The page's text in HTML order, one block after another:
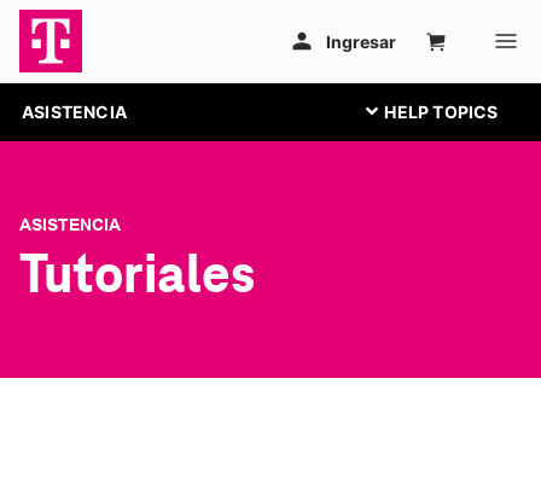
ASISTENCIA
ASISTENCIA
Tutoriales